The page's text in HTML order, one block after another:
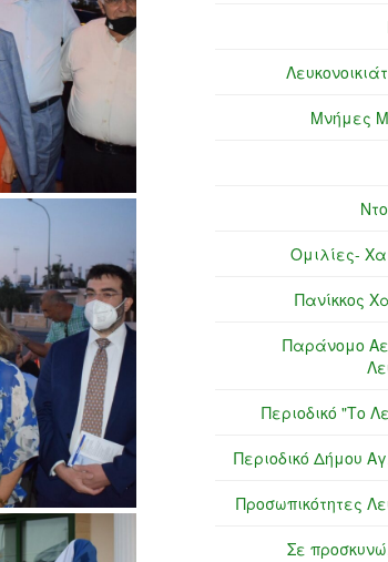
Μνήμες
Ομιλίες-
Πανίκκος
Παράνομο
Περιοδικό "Το
Περιοδικό Δήμου
Προσωπικότητες
Σε